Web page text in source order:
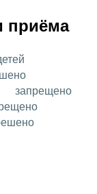
приёма
запрещено